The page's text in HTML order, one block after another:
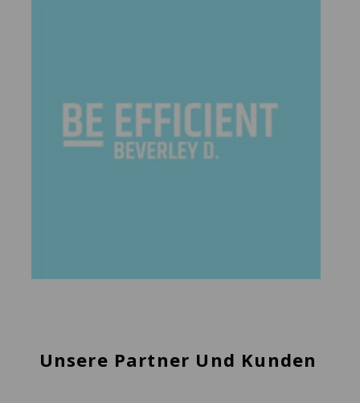
Unsere Partner Und Kunden